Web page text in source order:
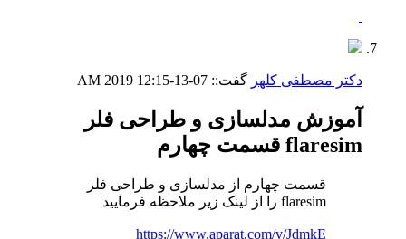
دکتر مصطفی کلهر گفت:: 07-13-2019
12:15 AM
آموزش مدلسازی و طراحی فلر
flaresim قسمت چهارم
قسمت چهارم از مدلسازی و طراحی فلر
flaresim را از لینک زیر ملاحظه فرمایید
https://www.aparat.com/v/JdmkE